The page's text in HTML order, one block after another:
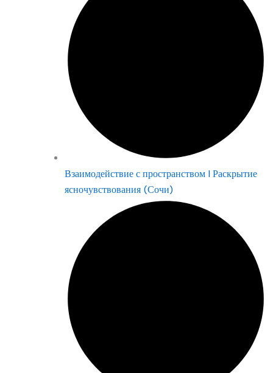
Взаимодействие с пространством | Раскрытие
ясночувствования (Сочи)